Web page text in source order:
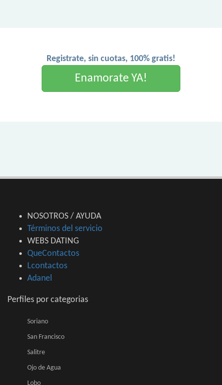
Registrate, sin cuotas, 100% gratis!
Enamorate YA!
NOSOTROS / AYUDA
Términos del servicio
WEBS DATING
QueContactos
Lcontactos
Adanel
Perfiles por categorias
Soriano
San Francisco
Salitre
Ojo de Agua
Lobo